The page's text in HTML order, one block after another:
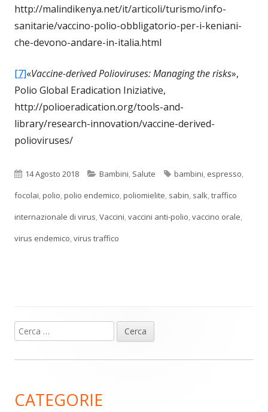
http://malindikenya.net/it/articoli/turismo/info-
sanitarie/vaccino-polio-obbligatorio-per-i-keniani-
che-devono-andare-in-italia.html
[7]«Vaccine-derived Polioviruses: Managing the risks»,
Polio Global Eradication Iniziative,
http://polioeradication.org/tools-and-
library/research-innovation/vaccine-derived-
polioviruses/
Pubblicato
14 Agosto 2018 Categorie
Bambini, Salute Tag
bambini, espresso,
focolai,polio,polio endemico,poliomielite, sabin, salk,traffico
internazionale di virus,Vaccini,vaccini anti-polio,vaccino orale,
virus endemico,virus traffico
Barra
laterale
Ricerca
per:
CATEGORIE